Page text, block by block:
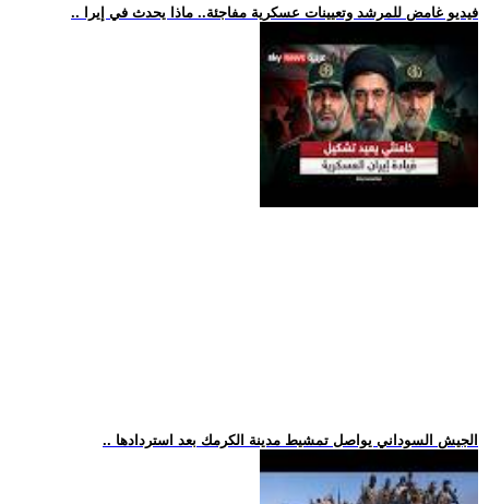
.. فيديو غامض للمرشد وتعيينات عسكرية مفاجئة.. ماذا يحدث في إيرا
.. الجيش السوداني يواصل تمشيط مدينة الكرمك بعد استردادها